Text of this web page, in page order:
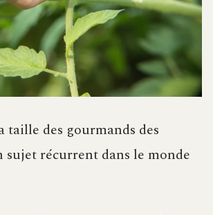
taille des gourmands des
sujet récurrent dans le monde